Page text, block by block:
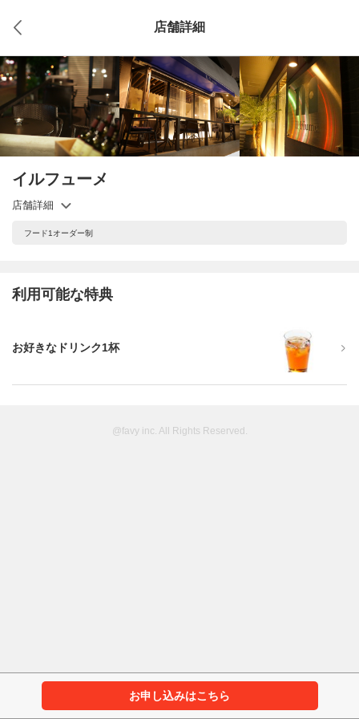
お申し込みはこちら
店舗詳細
イルフューメ
店舗詳細
フード1オーダー制
利用可能な特典
お好きなドリンク1杯
@favy inc. All Rights Reserved.